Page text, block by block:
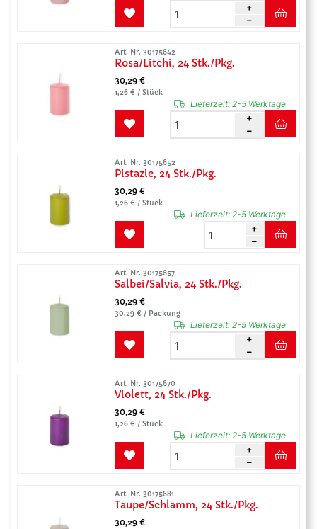
Art. Nr. 30175642
Rosa/Litchi, 24 Stk./Pkg.
30,29 €
1,26 € / Stück
Lieferzeit:2-5 Werktage
Art. Nr. 30175652
Pistazie, 24 Stk./Pkg.
30,29 €
1,26 € / Stück
Lieferzeit:2-5 Werktage
Art. Nr. 30175657
Salbei/Salvia, 24 Stk./Pkg.
30,29 €
30,29 € / Packung
Lieferzeit:2-5 Werktage
Art. Nr. 30175670
Violett, 24 Stk./Pkg.
30,29 €
1,26 € / Stück
Lieferzeit:2-5 Werktage
Art. Nr. 30175681
Taupe/Schlamm, 24 Stk./Pkg.
30,29 €